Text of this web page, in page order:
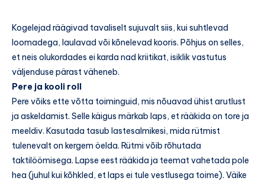
Kogelejad räägivad tavaliselt sujuvalt siis, kui suhtlevad
loomadega, laulavad või kõnelevad kooris. Põhjus on selles,
et neis olukordades ei karda nad kriitikat, isiklik vastutus
väljenduse pärast väheneb.
Pere ja kooli roll
Pere võiks ette võtta toiminguid, mis nõuavad ühist arutlust
ja askeldamist. Selle käigus märkab laps, et rääkida on tore ja
meeldiv. Kasutada tasub lastesalmikesi, mida rütmist
tulenevalt on kergem öelda. Rütmi võib rõhutada
taktilöömisega. Lapse eest rääkida ja teemat vahetada pole
hea (juhul kui kõhkled, et laps ei tule vestlusega toime). Väike